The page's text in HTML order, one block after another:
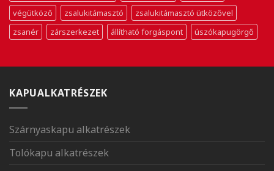
végütköző
zsalukitámasztó
zsalukitámasztó ütközővel
zsanér
zárszerkezet állítható forgáspont úszókapugörgő
KAPUALKATRÉSZEK
Szárnyaskapu alkatrészek
Tolókapu alkatrészek